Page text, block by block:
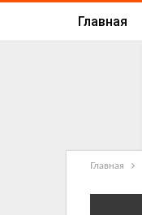
Главная
Главная